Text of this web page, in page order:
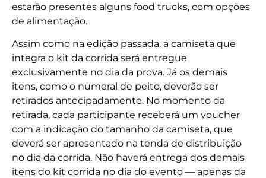
estarão presentes alguns food trucks, com opções
de alimentação.
Assim como na edição passada, a camiseta que
integra o kit da corrida será entregue
exclusivamente no dia da prova. Já os demais
itens, como o numeral de peito, deverão ser
retirados antecipadamente. No momento da
retirada, cada participante receberá um voucher
com a indicação do tamanho da camiseta, que
deverá ser apresentado na tenda de distribuição
no dia da corrida. Não haverá entrega dos demais
itens do kit corrida no dia do evento — apenas da